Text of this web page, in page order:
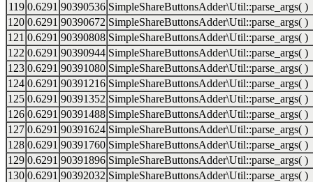
119 0.6291 90390536 SimpleShareButtonsAdder\Util::parse_args( )
120 0.6291 90390672 SimpleShareButtonsAdder\Util::parse_args( )
121 0.6291 90390808 SimpleShareButtonsAdder\Util::parse_args( )
122 0.6291 90390944 SimpleShareButtonsAdder\Util::parse_args( )
123 0.6291 90391080 SimpleShareButtonsAdder\Util::parse_args( )
124 0.6291 90391216 SimpleShareButtonsAdder\Util::parse_args( )
125 0.6291 90391352 SimpleShareButtonsAdder\Util::parse_args( )
126 0.6291 90391488 SimpleShareButtonsAdder\Util::parse_args( )
127 0.6291 90391624 SimpleShareButtonsAdder\Util::parse_args( )
128 0.6291 90391760 SimpleShareButtonsAdder\Util::parse_args( )
129 0.6291 90391896 SimpleShareButtonsAdder\Util::parse_args( )
130 0.6291 90392032 SimpleShareButtonsAdder\Util::parse_args( )